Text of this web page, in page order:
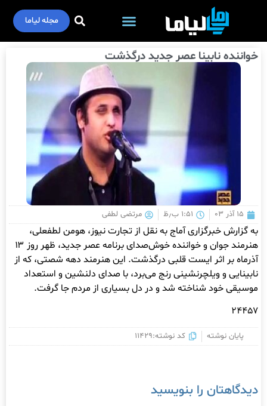
مجله لیاما
خواننده نابینا عصر جدید درگذشت
۱۵ آذر ۰۳ ۱:۵۱ ب٫ظ مرتضی لطفی
به گزارش خبرگزاری آماج به نقل از تجارت نیوز، هومن لطفعلی،
هنرمند جوان و خواننده خوش‌صدای برنامه عصر جدید، ظهر روز ۱۳
آذرماه بر اثر ایست قلبی درگذشت. این هنرمند دهه شصتی، که از
نابینایی و ویلچرنشینی رنج می‌برد، با صدای دلنشین و استعداد
موسیقی خود شناخته شد و در دل بسیاری از مردم جا گرفت.
۲۴۴۵۷
پایان نوشته کد نوشته:11429
دیدگاهتان را بنویسید